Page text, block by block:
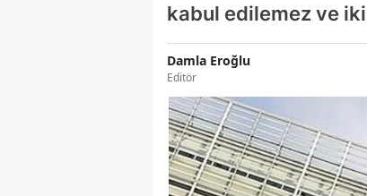
kabul edilemez ve
Damla Eroğlu
Editör